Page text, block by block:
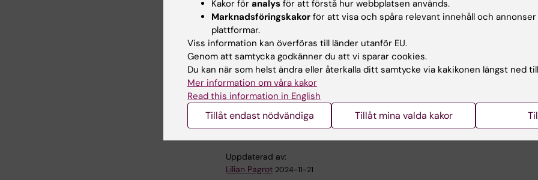
Anknuten till Forskning
E-post: marko.bogdanovic@ki.se
Organisatorisk tillhörighet:
Tags
Hjärt-kärlsjukdomar
Uppdaterad av:
Lilian Pagrot 2024-11-21
Kakor för analys för att förstå hur webbplatsen används.
Marknadsföringskakor för att visa och spåra relevant innehåll och
plattformar.
Viss information kan överföras till länder utanför EU.
Genom att samtycka godkänner du att vi sparar cookies.
Du kan när som helst ändra eller återkalla ditt samtycke via kakikonen längst ned
Mer information om våra kakor
Read this information in English
Tillåt endast nödvändiga Tillåt mina valda kakor